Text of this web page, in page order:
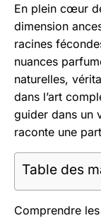
Aller
contenu
En plein cœur
dimension
racines
nuances
naturelles,
dans l’art
guider dans un
raconte une
Table des
Comprendre